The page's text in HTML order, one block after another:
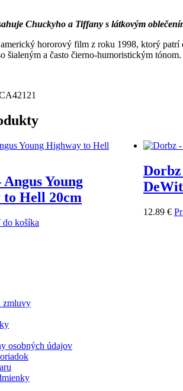
Chuckyho a Tiffany s látkovým
hororový film z roku 1998, ktorý patrí
šialeným a často čierno-humoristickým tónom.
Young
Hell 20cm
košíka
12.89 €
zmluvy
osobných údajov